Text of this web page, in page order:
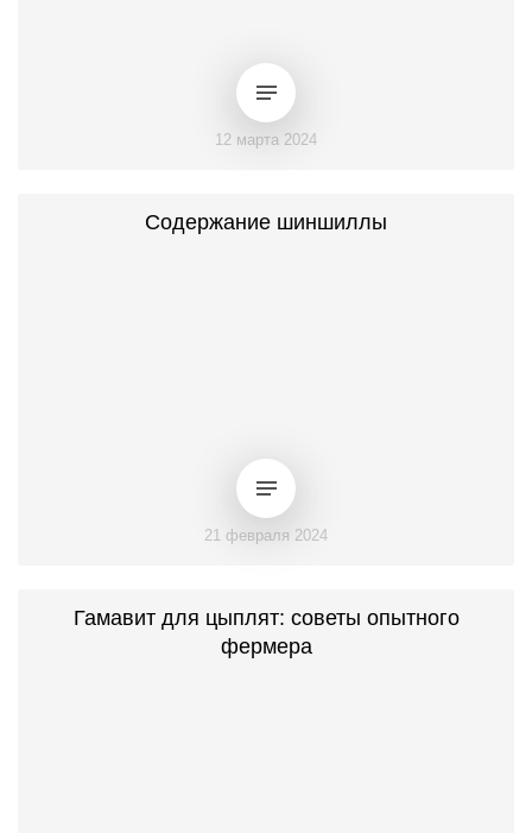
12 марта 2024
Содержание шиншиллы
21 февраля 2024
Гамавит для цыплят: советы опытного
фермера